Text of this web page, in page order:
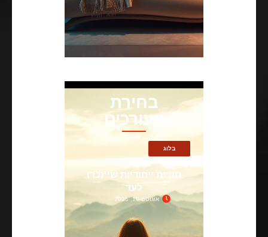
בחירת
העורכים
בלוג
חוויות ייחודיות שייזכרו
לעד
אוגוסט 19, 2025